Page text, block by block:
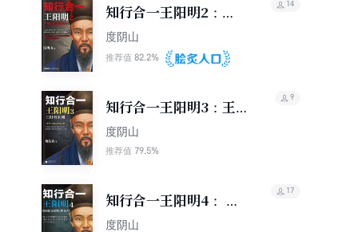
知行合一王阳明2：四
句话读懂阳明心学
度阴山
推荐值 82.2%
14
知行合一王阳明3：王阳
明家训
度阴山
推荐值 79.5%
9
知行合一王阳明4： 轻
轻松松读懂《传习录》
度阴山
17